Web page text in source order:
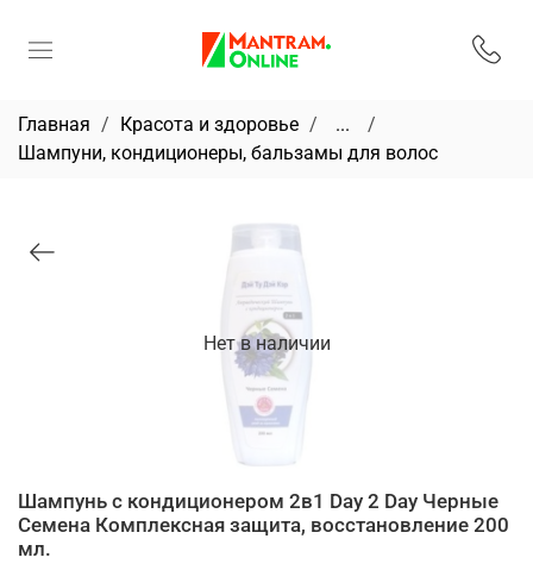
Главная Красота и здоровье
...
Шампуни, кондиционеры, бальзамы для волос
Нет в наличии
Шампунь с кондиционером 2в1 Day 2 Day Черные
Семена Комплексная защита, восстановление 200
мл.